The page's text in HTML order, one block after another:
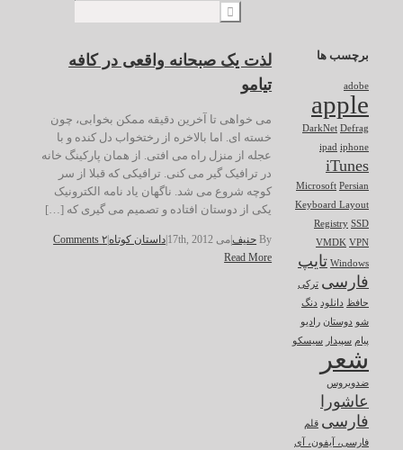
لذت یک صبحانه واقعی در کافه
تیامو
می خواهی تا آخرین دقیقه ممکن بخوابی، چون
خسته ای. اما بالاخره از رختخواب دل کنده و با
عجله از منزل راه می افتی. از همان پارکینگ خانه
در ترافیک گیر می کنی. ترافیکی که قبلا از سر
کوچه شروع می شد. ناگهان یاد نامه الکترونیک
یکی از دوستان افتاده و تصمیم می گیری که […]
By حنیف|می 17th, 2012 |داستان کوتاه|۲ Comments
Read More
برچسب ها
adobe
apple
DarkNet Defrag
ipad iphone
iTunes
Microsoft Persian
Keyboard Layout
Registry SSD
VMDK VPN
Windows تایپ
فارسی ترکی
حافظ دانلود دنگ
شو دوستان رادیو
پیام سپیدار سیسکو
شعر
ضدویروس
عاشورا
فارسی قلم
فارسی، آیفون، آی